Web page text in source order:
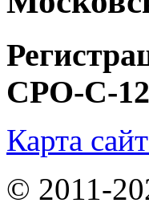
СРО-С-
Карта
© 2011-